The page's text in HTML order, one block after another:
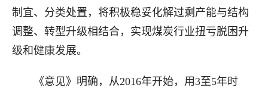
制宜、分类处置，将积极稳妥化解过剩产能与结构
调整、转型升级相结合，实现煤炭行业扭亏脱困升
级和健康发展。
《意见》明确，从2016年开始，用3至5年时